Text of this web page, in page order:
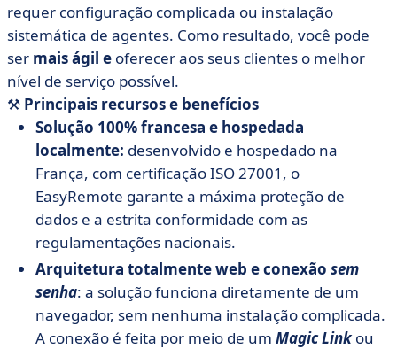
requer configuração complicada ou instalação
sistemática de agentes. Como resultado, você pode
ser mais ágil e oferecer aos seus clientes o melhor
nível de serviço possível.
⚒️ Principais recursos e benefícios
Solução 100% francesa e hospedada
localmente: desenvolvido e hospedado na
França, com certificação ISO 27001, o
EasyRemote garante a máxima proteção de
dados e a estrita conformidade com as
regulamentações nacionais.
Arquitetura totalmente web e conexão sem
senha: a solução funciona diretamente de um
navegador, sem nenhuma instalação complicada.
A conexão é feita por meio de um Magic Linkou